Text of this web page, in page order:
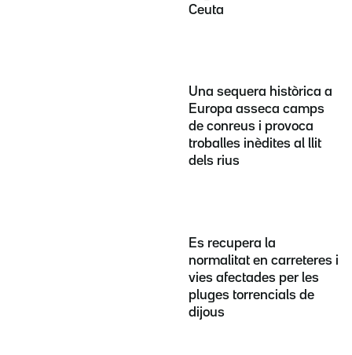
Ceuta
Una sequera històrica a
Europa asseca camps
de conreus i provoca
troballes inèdites al llit
dels rius
Es recupera la
normalitat en carreteres i
vies afectades per les
pluges torrencials de
dijous